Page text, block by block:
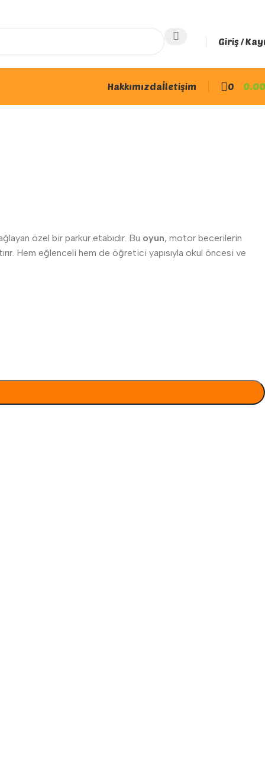
Giriş /
Hakkımızdaİletişim 0 0.00
özel bir parkur etabıdır. Bu oyun, motor becerilerin
Hem eğlenceli hem de öğretici yapısıyla okul öncesi ve